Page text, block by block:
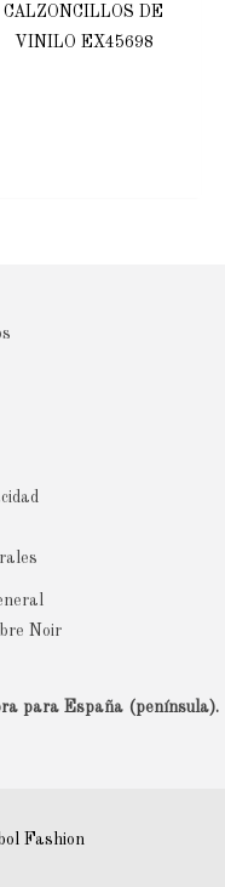
CALZONCILLOS DE
VINILO EX45698
Noir
para España (península).
Fashion